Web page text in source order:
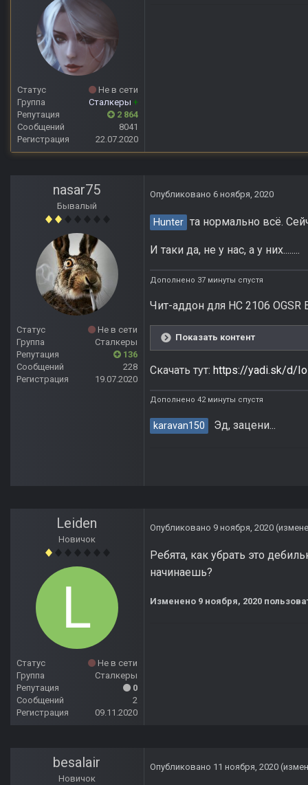
Статус
Не в сети
Группа
Сталкеры +
Репутация
2 864
Сообщений
8041
Регистрация
22.07.2020
nasar75
Бывалый
Статус
Не в сети
Группа
Сталкеры
Репутация
136
Сообщений
228
Регистрация
19.07.2020
Опубликовано 6 ноября, 2020
Hunter та нормально всё.
И таки да, не у нас, а у них........
Дополнено 37 минуты спустя
Чит-аддон для НС 2106 OGSR
Показать контент
Скачать тут: https://yadi.sk/d/
Дополнено 42 минуты спустя
karavan150 Эд, зацени...
Leiden
Новичок
Статус
Не в сети
Группа
Сталкеры
Репутация
0
Сообщений
2
Регистрация
09.11.2020
Опубликовано 9 ноября, 2020
Ребята, как убрать это
начинаешь?
Изменено 9 ноября, 2020
besalair
Новичок
Опубликовано 11 ноября, 2020